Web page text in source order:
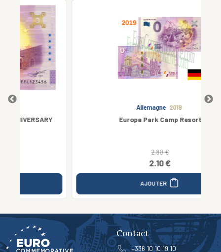
2019
Europa Park Camp Resort
Contact
+336 10 10 19 10